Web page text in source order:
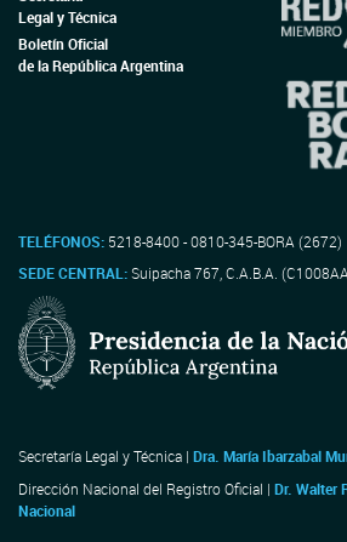
Legal y Técnica
Boletín Oficial
de la República Argentina
TELÉFONOS: 5218-8400 - 0810-345-BORA (2672)
SEDE CENTRAL:Suipacha 767, C.A.B.A.
Secretaría Legal y Técnica | Dra. María Ibarzabal
Dirección Nacional del Registro Oficial | Dr. Walter
Nacional